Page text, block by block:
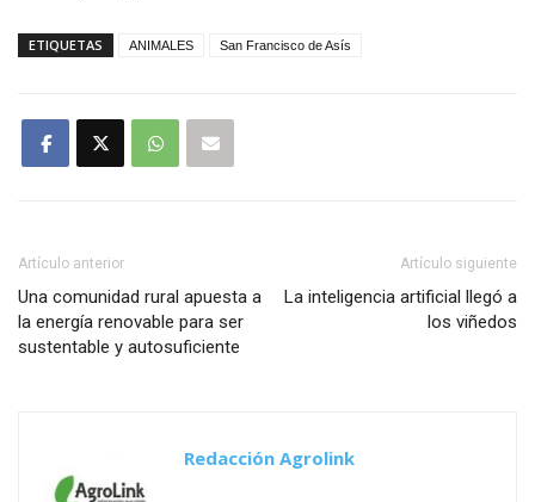
ETIQUETAS ANIMALES San Francisco de Asís
Artículo anterior
Una comunidad rural apuesta a
la energía renovable para ser
sustentable y autosuficiente
Artículo siguiente
La inteligencia artificial llegó a
los viñedos
Redacción Agrolink